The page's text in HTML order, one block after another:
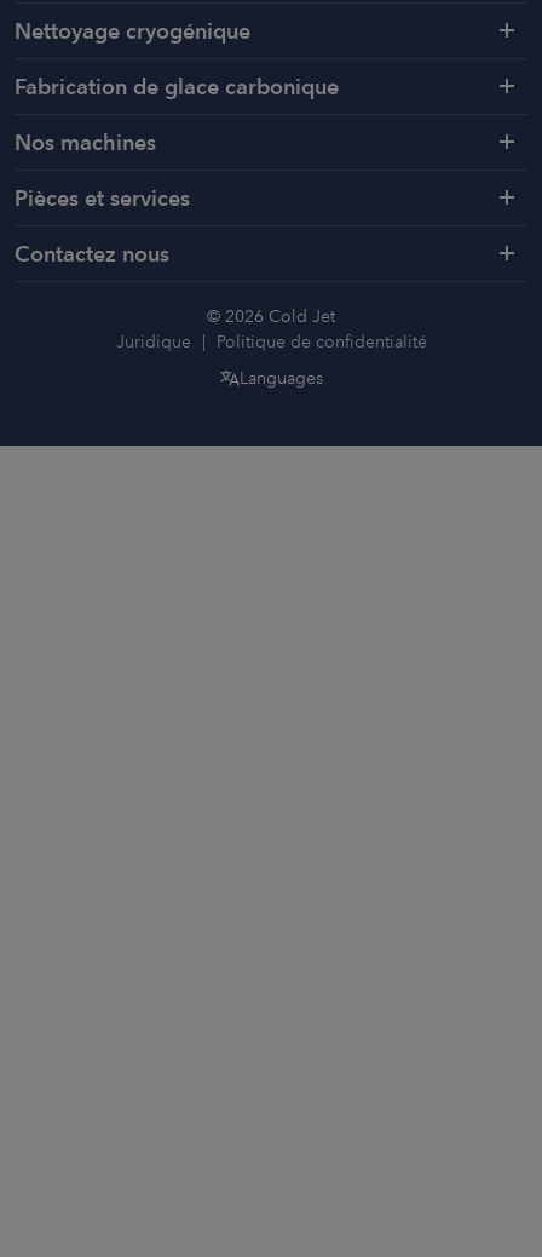
Nettoyage cryogénique
Fabrication de glace carbonique
Nos machines
Pièces et services
Contactez nous
© 2026 Cold Jet
Juridique
Politique de confidentialité
Languages